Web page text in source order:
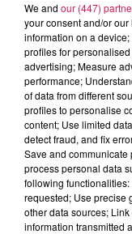
À L'ANTENNE
We and our (447)
your consent and/or
information on a
profiles for
advertising; Measure
performance;
of data from different
profiles to personalise
content; Use limited
detect fraud, and fix
Save and
process personal data
following
requested; Use precise
other data sources;
information transmitted